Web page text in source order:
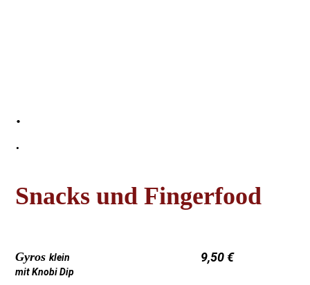
.
.
Snacks und Fingerfood
Gyrosklein
mit Knobi Dip
9,50 €